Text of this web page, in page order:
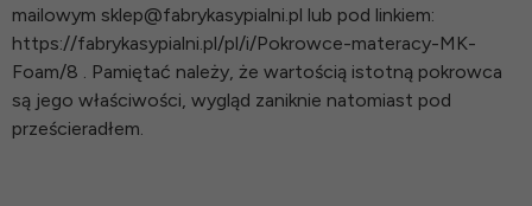
mailowym sklep@fabrykasypialni.pl lub pod linkiem:
https://fabrykasypialni.pl/pl/i/Pokrowce-materacy-MK-
Foam/8 . Pamiętać należy, że wartością istotną pokrowca
są jego właściwości, wygląd zaniknie natomiast pod
prześcieradłem.